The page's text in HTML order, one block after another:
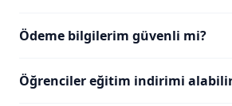
Ödeme bilgilerim güvenli mi?
Öğrenciler eğitim indirimi